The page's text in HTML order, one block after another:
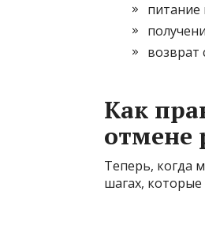
питание
возврат
Как
отмене
Теперь, когда
шагах,